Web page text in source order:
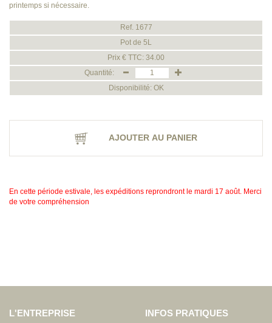
printemps si nécessaire.
Ref. 1677
Pot de 5L
Prix € TTC: 34.00
Quantité:
Disponibilité: OK
AJOUTER AU PANIER
En cette période estivale, les expéditions reprondront le mardi 17 août. Merci
de votre compréhension
L'ENTREPRISE INFOS PRATIQUES